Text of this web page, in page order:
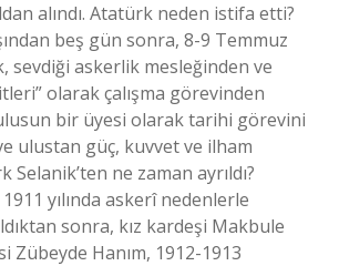
alındı. Atatürk neden istifa etti?
beş gün sonra, 8-9 Temmuz
sevdiği askerlik mesleğinden ve
olarak çalışma görevinden
bir üyesi olarak tarihi görevini
ulustan güç, kuvvet ve ilham
Selanik’ten ne zaman ayrıldı?
yılında askerî nedenlerle
sonra, kız kardeşi Makbule
Zübeyde Hanım, 1912-1913